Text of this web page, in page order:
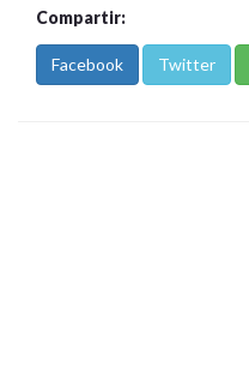
Compartir:
Facebook Twitter